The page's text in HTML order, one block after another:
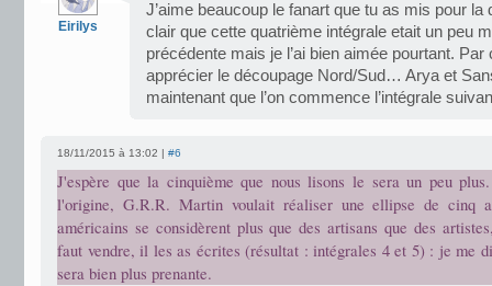
Eirilys
J’aime beaucoup le fanart que tu as mis pour la
clair que cette quatrième intégrale etait un peu
précédente mais je l’ai bien aimée pourtant. Par
apprécier le découpage Nord/Sud… Arya et
maintenant que l’on commence l’intégrale
18/11/2015 à 13:02 | #6
J'espère que la cinquième que nous lisons le sera un peu
l'origine, G.R.R. Martin voulait réaliser une ellipse de cinq
américains se considèrent plus que des artisans que des
faut vendre, il les as écrites (résultat : intégrales 4 et 5) : je me
sera bien plus prenante.